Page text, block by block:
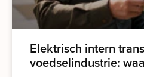
Elektrisch intern
voedselindustrie: